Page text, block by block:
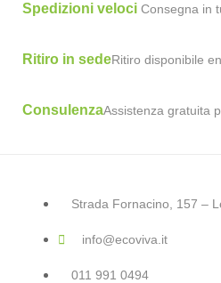
Spedizioni veloci Consegna in
Ritiro in sedeRitiro disponibile
ConsulenzaAssistenza gratuita
Strada Fornacino, 157 –
info@ecoviva.it
011 991 0494